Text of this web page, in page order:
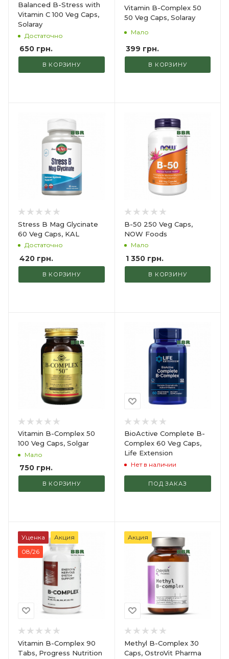
Balanced B-Stress with
Vitamin C 100 Veg Caps,
Solaray
Достаточно
650 грн.
В КОРЗИНУ
Vitamin B-Complex 50
50 Veg Caps, Solaray
Мало
399 грн.
В КОРЗИНУ
Stress B Mag Glycinate
60 Veg Caps, KAL
Достаточно
420 грн.
В КОРЗИНУ
B-50 250 Veg Caps,
NOW Foods
Мало
1 350грн.
В КОРЗИНУ
Vitamin B-Complex 50
100 Veg Caps, Solgar
Мало
750 грн.
В КОРЗИНУ
BioActive Complete B-
Complex 60 Veg Caps,
Life Extension
Нет в наличии
ПОД ЗАКАЗ
Уценка
Акция
08/26
Vitamin B-Complex 90
Tabs, Progress Nutrition
Акция
Methyl B-Complex 30
Caps, OstroVit Pharma